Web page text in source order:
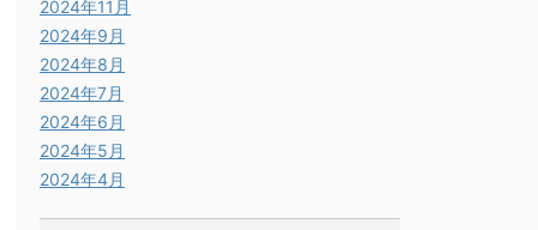
2024年11月
2024年9月
2024年8月
2024年7月
2024年6月
2024年5月
2024年4月